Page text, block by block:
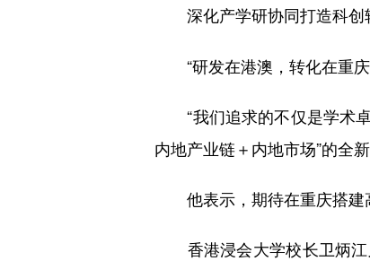
深化产学研协同打造科创
“研发在港澳，转化在重庆
“我们追求的不仅是学术卓
内地产业链＋内地市场”的全新
他表示，期待在重庆搭建
香港浸会大学校长卫炳江